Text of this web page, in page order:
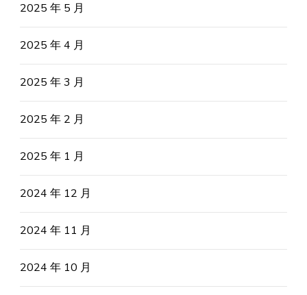
2025 年 5 月
2025 年 4 月
2025 年 3 月
2025 年 2 月
2025 年 1 月
2024 年 12 月
2024 年 11 月
2024 年 10 月